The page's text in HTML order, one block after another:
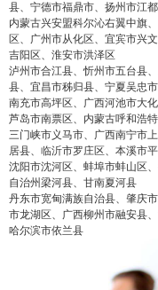
县、宁德市福鼎市、扬州市江
内蒙古兴安盟科尔沁右翼中旗
区、广州市从化区、宜宾市兴
吉阳区、淮安市洪泽区
泸州市合江县、忻州市五台县
县、宜昌市秭归县、宁夏吴忠
南充市高坪区、广西河池市大
芦岛市南票区、内蒙古呼和浩
三门峡市义马市、广西南宁市
居县、临沂市罗庄区、本溪市
沈阳市沈河区、蚌埠市蚌山区
自治州梁河县、甘南夏河县
丹东市宽甸满族自治县、肇庆
市龙湖区、广西柳州市融安县
哈尔滨市依兰县
false